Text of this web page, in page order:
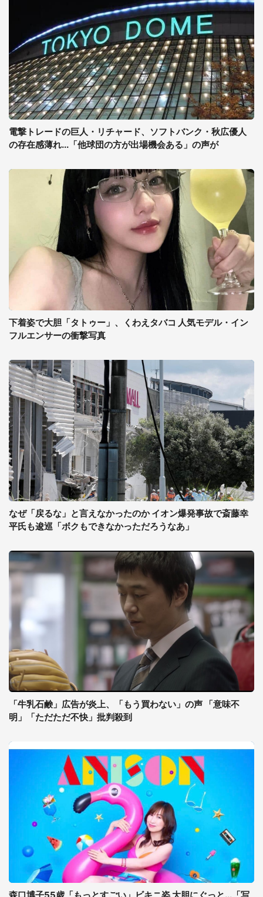
電撃トレードの巨人・リチャード、ソフトバンク・秋広優人
の存在感薄れ...「他球団の方が出場機会ある」の声が
下着姿で大胆「タトゥー」、くわえタバコ 人気モデル・イン
フルエンサーの衝撃写真
なぜ「戻るな」と言えなかったのか イオン爆発事故で斎藤幸
平氏も逡巡「ボクもできなかっただろうなあ」
「牛乳石鹸」広告が炎上、「もう買わない」の声 「意味不
明」「ただただ不快」批判殺到